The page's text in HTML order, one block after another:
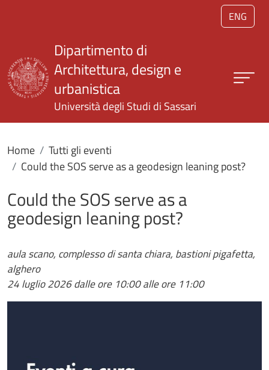
Salta al contenuto principale
ENG
Dipartimento di
Architettura, design e
urbanistica
Università degli Studi di Sassari
Home
Tutti gli eventi
Could the SOS serve as a geodesign leaning post?
Could the SOS serve as a
geodesign leaning post?
aula scano, complesso di santa chiara, bastioni pigafetta,
alghero
24 luglio 2026dalle ore 10:00 alle ore 11:00